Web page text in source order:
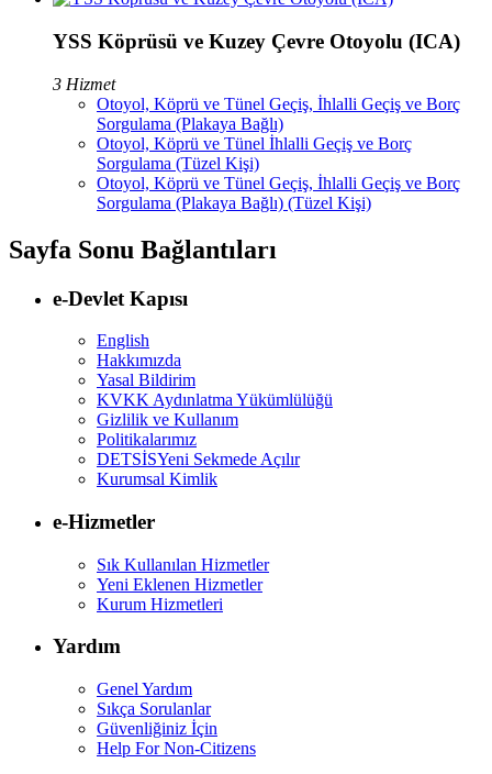
YSS Köprüsü ve Kuzey Çevre Otoyolu (ICA)
3 Hizmet
Otoyol, Köprü ve Tünel Geçiş, İhlalli Geçiş ve Borç
Sorgulama (Plakaya Bağlı)
Otoyol, Köprü ve Tünel İhlalli Geçiş ve Borç
Sorgulama (Tüzel Kişi)
Otoyol, Köprü ve Tünel Geçiş, İhlalli Geçiş ve Borç
Sorgulama (Plakaya Bağlı) (Tüzel Kişi)
Sayfa Sonu Bağlantıları
e-Devlet Kapısı
English
Hakkımızda
Yasal Bildirim
KVKK Aydınlatma Yükümlülüğü
Gizlilik ve Kullanım
Politikalarımız
DETSİSYeni Sekmede Açılır
Kurumsal Kimlik
e-Hizmetler
Sık Kullanılan Hizmetler
Yeni Eklenen Hizmetler
Kurum Hizmetleri
Yardım
Genel Yardım
Sıkça Sorulanlar
Güvenliğiniz İçin
Help For Non-Citizens